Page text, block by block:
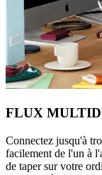
FLUX
Connectez jusqu'à
facilement de l'un à
de taper sur votre